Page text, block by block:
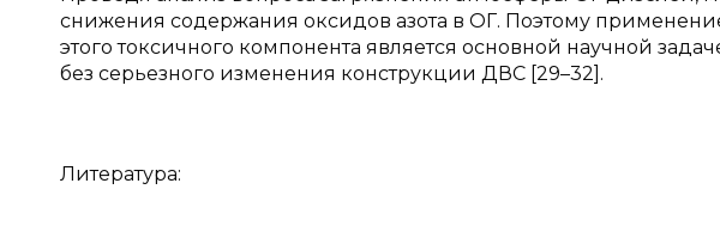
снижения содержания оксидов азота в ОГ. Поэтому
этого токсичного компонента является основной научной
без серьезного изменения конструкции ДВС [29–32].
Литература: